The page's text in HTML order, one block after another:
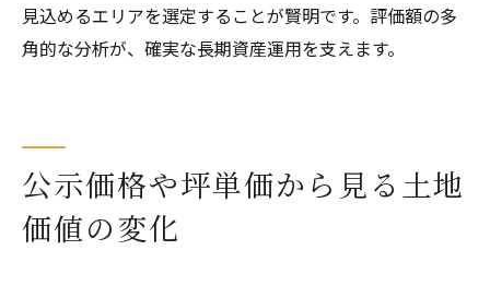
見込めるエリアを選定することが賢明です。評価額の多
角的な分析が、確実な長期資産運用を支えます。
公示価格や坪単価から見る土地
価値の変化